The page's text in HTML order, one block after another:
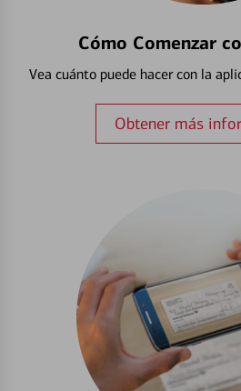
Cómo Comenzar
Vea cuánto puede hacer con la
Obtener más